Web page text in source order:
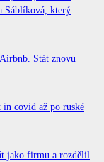
Sáblíková, který
Stát znovu
in covid až po ruské
jako firmu a rozdělil